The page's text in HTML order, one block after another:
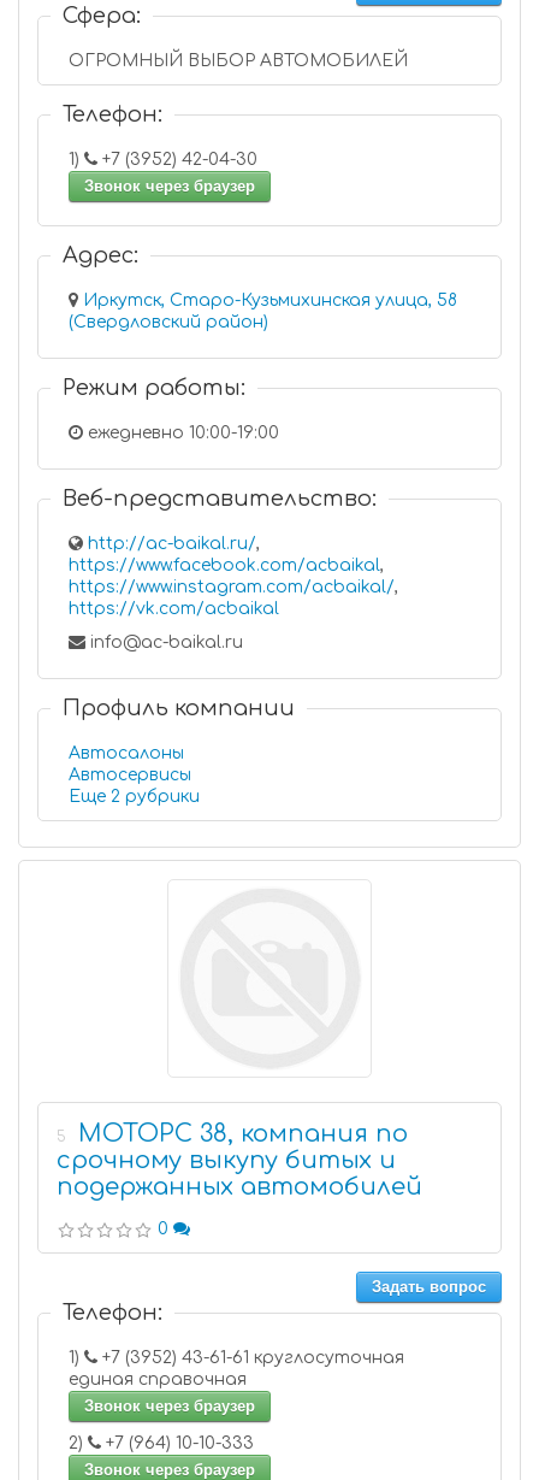
Сфера:
ОГРОМНЫЙ ВЫБОР АВТОМОБИЛЕЙ
Телефон:
1)
+7 (3952) 42-04-30
Звонок через браузер
Адрес:
Иркутск, Старо-Кузьмихинская улица, 58
(Свердловский район)
Режим работы:
ежедневно 10:00-19:00
Веб-представительство:
http://ac-baikal.ru/,
https://www.facebook.com/acbaikal,
https://www.instagram.com/acbaikal/,
https://vk.com/acbaikal
info@ac-baikal.ru
Профиль компании
Автосалоны
Автосервисы
Еще 2 рубрики
5
МОТОРС 38, компания по
срочному выкупу битых и
подержанных автомобилей
0
Задать вопрос
Телефон:
1)
единая справочная
Звонок через браузер
2)
+7 (964) 10-10-333
Звонок через браузер